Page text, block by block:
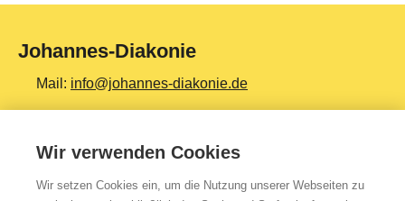
Johannes-Diakonie
Mail: info@johannes-diakonie.de
Tel:06261 - 88-0
Top Themen
Wir verwenden Cookies
Wir setzen Cookies ein, um die Nutzung unserer Webseiten zu